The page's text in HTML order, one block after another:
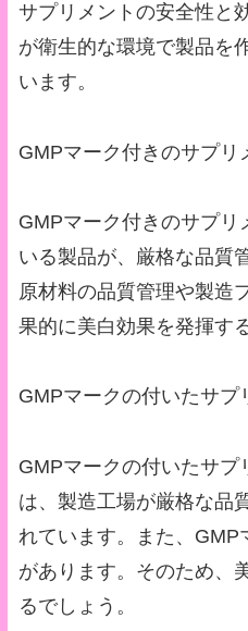
サプリメントの安全性と
が衛生的な環境で製品を
います。
GMPマーク付きのサプリ
GMPマーク付きのサプ
いる製品が、厳格な品質
原材料の品質管理や製造
果的に美白効果を発揮す
GMPマークの付いたサ
GMPマークの付いたサ
は、製造工場が厳格な品
れています。また、
があります。そのため、
るでしょう。